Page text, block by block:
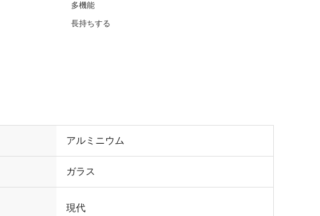
多機能
長持ちする
アルミニウム
ガラス
現代